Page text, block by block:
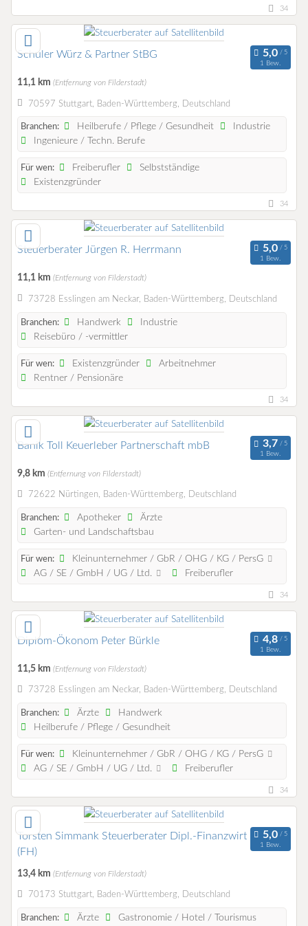
34
Schuler Würz & Partner StBG
1 Bew.
11,1 km (Entfernung von Filderstadt)
70597 Stuttgart, Baden-Württemberg, Deutschland
Branchen: Heilberufe / Pflege / Gesundheit
Industrie
Ingenieure / Techn. Berufe
Für wen: Freiberufler
Selbstständige
Existenzgründer
34
Steuerberater Jürgen R. Herrmann
1 Bew.
11,1 km (Entfernung von Filderstadt)
73728 Esslingen am Neckar, Baden-Württemberg, Deutschland
Branchen: Handwerk
Industrie
Reisebüro / -vermittler
Für wen: Existenzgründer
Arbeitnehmer
Rentner / Pensionäre
34
Banik Toll Keuerleber Partnerschaft mbB
1 Bew.
9,8 km (Entfernung von Filderstadt)
72622 Nürtingen, Baden-Württemberg, Deutschland
Branchen: Apotheker
Ärzte
Garten- und Landschaftsbau
Für wen:
Kleinunternehmer / GbR / OHG / KG / PersG
AG / SE / GmbH / UG / Ltd.
Freiberufler
34
Diplom-Ökonom Peter Bürkle
1 Bew.
11,5 km (Entfernung von Filderstadt)
73728 Esslingen am Neckar, Baden-Württemberg, Deutschland
Branchen: Ärzte
Handwerk
Heilberufe / Pflege / Gesundheit
Für wen:
Kleinunternehmer / GbR / OHG / KG / PersG
AG / SE / GmbH / UG / Ltd.
Freiberufler
34
Torsten Simmank Steuerberater Dipl.-Finanzwirt
(FH)
1 Bew.
13,4 km (Entfernung von Filderstadt)
70173 Stuttgart, Baden-Württemberg, Deutschland
Branchen: Ärzte
Gastronomie / Hotel / Tourismus